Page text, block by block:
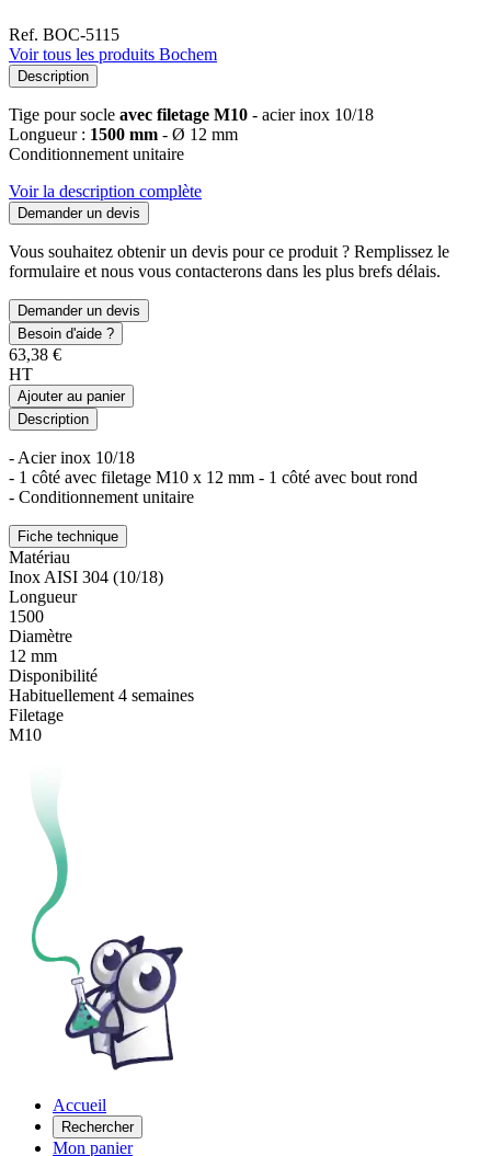
Ref. BOC-5115
Voir tous les produits Bochem
Description
Tige pour socle avec filetage M10 - acier inox 10/18
Longueur : 1500 mm - Ø 12 mm
Conditionnement unitaire
Voir la description complète
Demander un devis
Vous souhaitez obtenir un devis pour ce produit ? Remplissez le
formulaire et nous vous contacterons dans les plus brefs délais.
Demander un devis
Besoin d'aide ?
63,38 €
HT
Ajouter au panier
Description
- Acier inox 10/18
- 1 côté avec filetage M10 x 12 mm - 1 côté avec bout rond
- Conditionnement unitaire
Fiche technique
Matériau
Inox AISI 304 (10/18)
Longueur
1500
Diamètre
12 mm
Disponibilité
Habituellement 4 semaines
Filetage
M10
Accueil
Rechercher
Mon panier